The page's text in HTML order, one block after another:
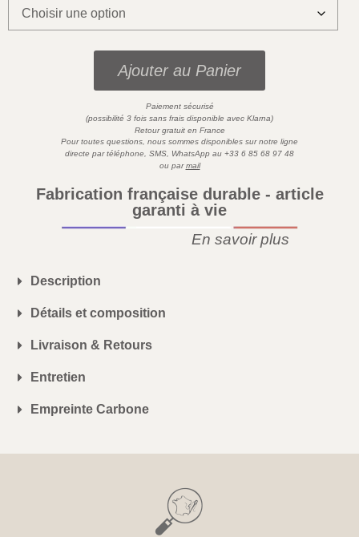
Ajouter au Panier
Paiement sécurisé
(possibilité 3 fois sans frais disponible avec Klarna)
Retour gratuit en France
Pour toutes questions, nous sommes disponibles surnotre ligne
directe par téléphone, SMS, WhatsApp au +33 6 85 68 97 48
ou parmail
Fabrication française durable - article
garanti à vie
En savoir plus
Description
Détails et composition
Livraison & Retours
Entretien
Empreinte Carbone